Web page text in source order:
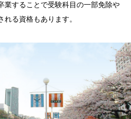
業することで受験科目の一部免除や
る資格もあります。